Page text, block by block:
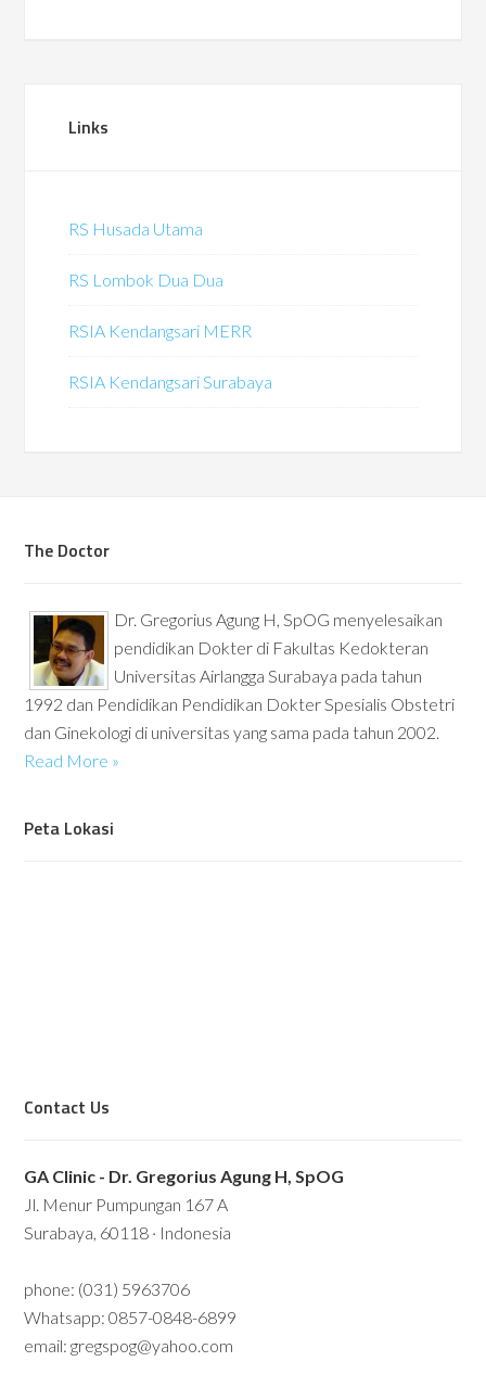
Links
RS Husada Utama
RS Lombok Dua Dua
RSIA Kendangsari MERR
RSIA Kendangsari Surabaya
The Doctor
Dr. Gregorius Agung H, SpOG menyelesaikan
pendidikan Dokter di Fakultas Kedokteran
Universitas Airlangga Surabaya pada tahun
1992 dan Pendidikan Pendidikan Dokter Spesialis Obstetri
dan Ginekologi di universitas yang sama pada tahun 2002.
Read More »
Peta Lokasi
Contact Us
GA Clinic - Dr. Gregorius Agung H, SpOG
Jl. Menur Pumpungan 167 A
Surabaya, 60118 · Indonesia
phone: (031) 5963706
Whatsapp: 0857-0848-6899
email: gregspog@yahoo.com